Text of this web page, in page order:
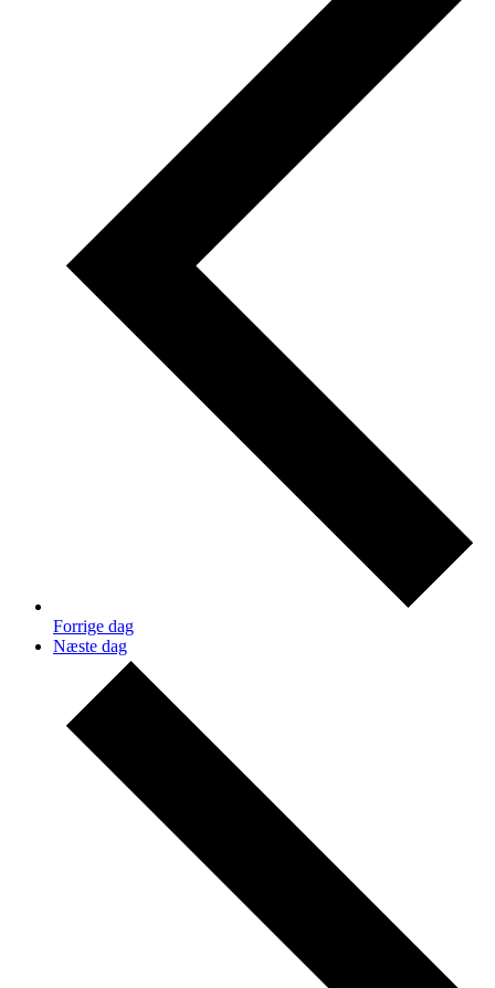
Forrige dag
Næste dag